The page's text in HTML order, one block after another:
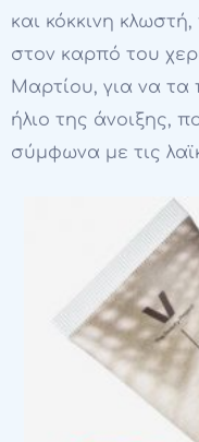
και κόκκινη
στον καρπό του
Μαρτίου, για να
ήλιο της άνοιξης,
σύμφωνα με τις